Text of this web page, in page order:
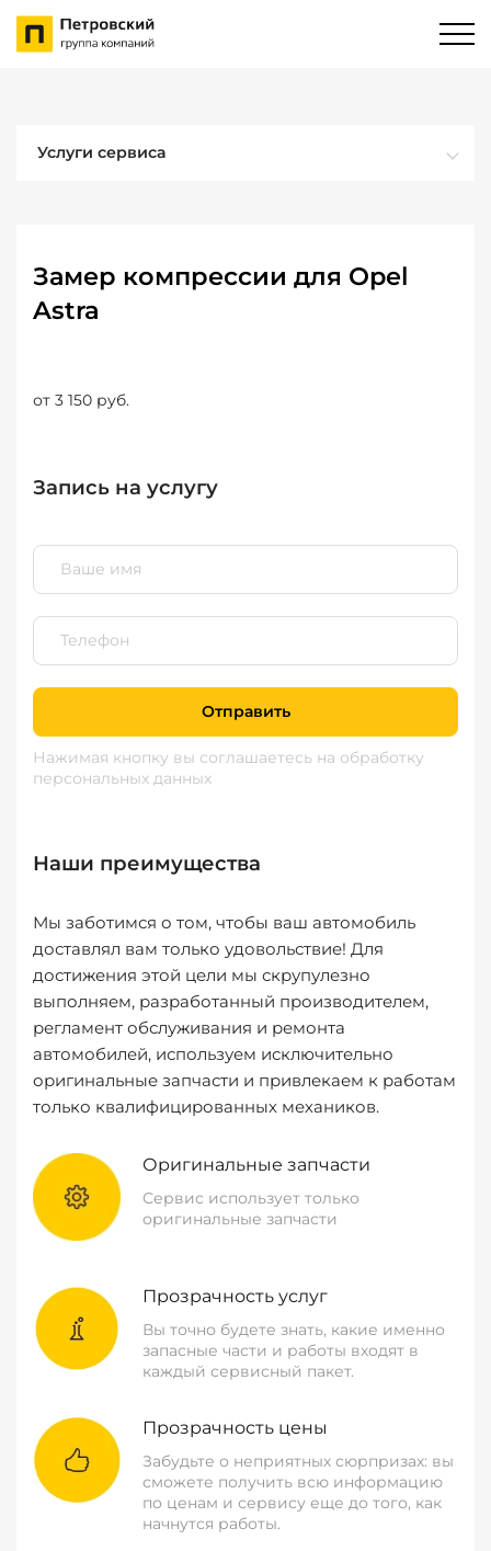
Услуги сервиса
Замер компрессии для Opel
Astra
от 3 150 руб.
Запись на услугу
Отправить
Нажимая кнопку вы соглашаетесь на обработку
персональных данных
Наши преимущества
Мы заботимся о том, чтобы ваш автомобиль
доставлял вам только удовольствие! Для
достижения этой цели мы скрупулезно
выполняем, разработанный производителем,
регламент обслуживания и ремонта
автомобилей, используем исключительно
оригинальные запчасти и привлекаем к работам
только квалифицированных механиков.
Оригинальные запчасти
Сервис использует только
оригинальные запчасти
Прозрачность услуг
Вы точно будете знать, какие именно
запасные части и работы входят в
каждый сервисный пакет.
Прозрачность цены
Забудьте о неприятных сюрпризах: вы
сможете получить всю информацию
по ценам и сервису еще до того, как
начнутся работы.